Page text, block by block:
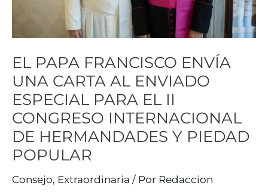
EL PAPA FRANCISCO ENVÍA
UNA CARTA AL ENVIADO
ESPECIAL PARA EL II
CONGRESO INTERNACIONAL
DE HERMANDADES Y PIEDAD
POPULAR
Consejo, Extraordinaria / Por Redaccion
PARA
EL
II
CONGRESO
INTERNACIONAL
DE
HERMANDADES
Y